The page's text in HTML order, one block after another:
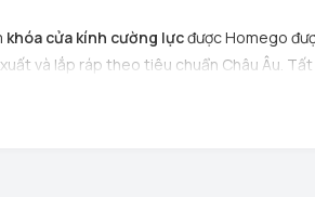
khóa cửa kính cường lựcđược Homego
và lắp ráp theo tiêu chuẩn Châu Âu.